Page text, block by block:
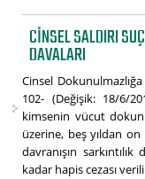
CINSEL SALDIRI
DAVALARI
Cinsel
102- (Değişik: 18/6/
kimsenin vücut
üzerine, beş yıldan on
davranışın
kadar hapis cezası